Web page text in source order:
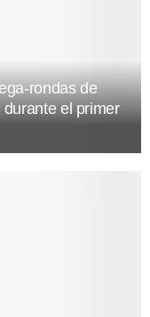
rondas de
el primer